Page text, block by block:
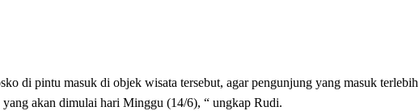
di pintu masuk di objek wisata tersebut, agar pengunjung yang masuk
akan dimulai hari Minggu (14/6), “ ungkap Rudi.